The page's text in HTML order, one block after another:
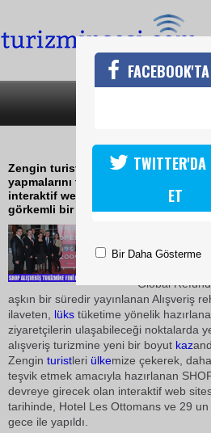
DÜNYA MARKALARI
Zengin turistleri ülkemize çekerek,
yapmalarını teşvik etmek amacıyla
interaktif web sitesinin tanıtımı;
görkemli bir gece ile yapıldı.
TURİZMİN
Global
aşkın bir süredir yayınlanan Alışveriş
ilaveten, lüks tüketime yönelik
ziyaretçilerin ulaşabileceği noktalarda
alışveriş turizmine yeni bir boyut kaz
Zengin turistleri ülkemize çekerek,
teşvik etmek amacıyla hazırlanan
devreye girecek olan interaktif web
tarihinde, Hotel Les Ottomans ve 29
gece ile yapıldı.
ET
Bir Daha Gösterme